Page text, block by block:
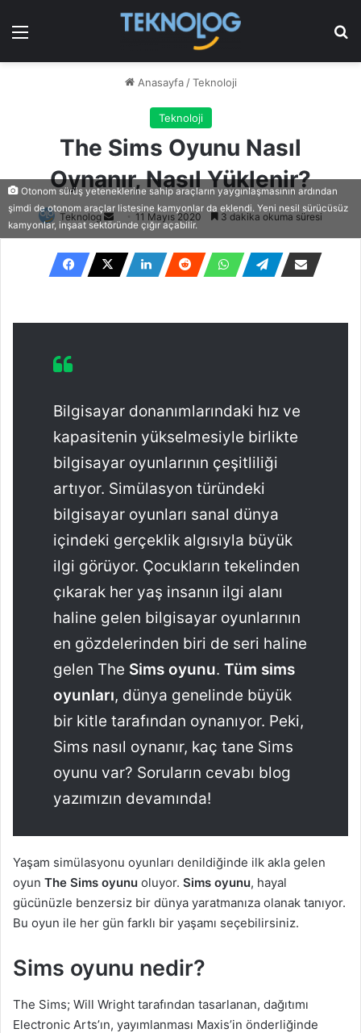
Menü
Anasayfa / Teknoloji
Teknoloji
The Sims Oyunu Nasıl
Oynanır, Nasıl Yüklenir?
Teknolog
Bir
e-
posta
göndermek
11 Mayıs 2020 3 dakika okuma süresi
Otonom sürüş yeteneklerine sahip araçların yaygınlaşmasının ardından
şimdi de otonom araçlar listesine kamyonlar da eklendi. Yeni nesil sürücüsüz
kamyonlar, inşaat sektöründe çığır açabilir.
Bilgisayar donanımlarındaki hız ve
kapasitenin yükselmesiyle birlikte
bilgisayar oyunlarının çeşitliliği
artıyor. Simülasyon türündeki
bilgisayar oyunları sanal dünya
içindeki gerçeklik algısıyla büyük
ilgi görüyor. Çocukların tekelinden
çıkarak her yaş insanın ilgi alanı
haline gelen bilgisayar oyunlarının
en gözdelerinden biri de seri haline
gelen The Sims oyunu. Tüm sims
oyunları, dünya genelinde büyük
bir kitle tarafından oynanıyor. Peki,
Sims nasıl oynanır, kaç tane Sims
oyunu var? Soruların cevabı blog
yazımızın devamında!
Yaşam simülasyonu oyunları denildiğinde ilk akla gelen
oyun The Sims oyunu oluyor. Sims oyunu, hayal
gücünüzle benzersiz bir dünya yaratmanıza olanak tanıyor.
Bu oyun ile her gün farklı bir yaşamı seçebilirsiniz.
Sims oyunu nedir?
The Sims; Will Wright tarafından tasarlanan, dağıtımı
Electronic Arts’ın, yayımlanması Maxis’in önderliğinde